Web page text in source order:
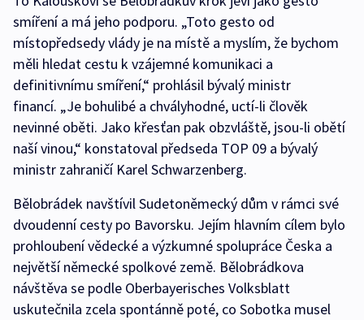
smíření a má jeho podporu. „Toto gesto od
místopředsedy vlády je na místě a myslím, že bychom
měli hledat cestu k vzájemné komunikaci a
definitivnímu smíření,“ prohlásil bývalý ministr
financí. „Je bohulibé a chvályhodné, uctí-li člověk
nevinné oběti. Jako křesťan pak obzvláště, jsou-li obětí
naší vinou,“ konstatoval předseda TOP 09 a bývalý
ministr zahraničí Karel Schwarzenberg.
Bělobrádek navštívil Sudetoněmecký dům v rámci své
dvoudenní cesty po Bavorsku. Jejím hlavním cílem bylo
prohloubení vědecké a výzkumné spolupráce Česka a
největší německé spolkové země. Bělobrádkova
návštěva se podle Oberbayerisches Volksblatt
uskutečnila zcela spontánně poté, co Sobotka musel